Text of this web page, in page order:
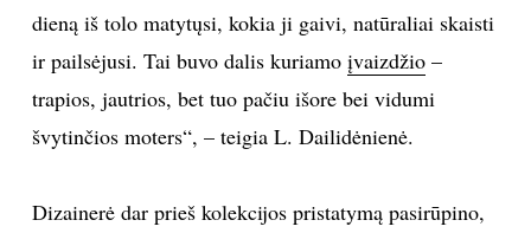
ORAI
ISTORIJA
KNYGOS
dieną iš tolo matytųsi, kokia ji gaivi, natūraliai skaisti
ir pailsėjusi. Tai buvo dalis kuriamo įvaizdžio–
trapios, jautrios, bet tuo pačiu išore bei vidumi
švytinčios moters“, – teigia L. Dailidėnienė.
Dizainerė dar prieš kolekcijos pristatymą pasirūpino,